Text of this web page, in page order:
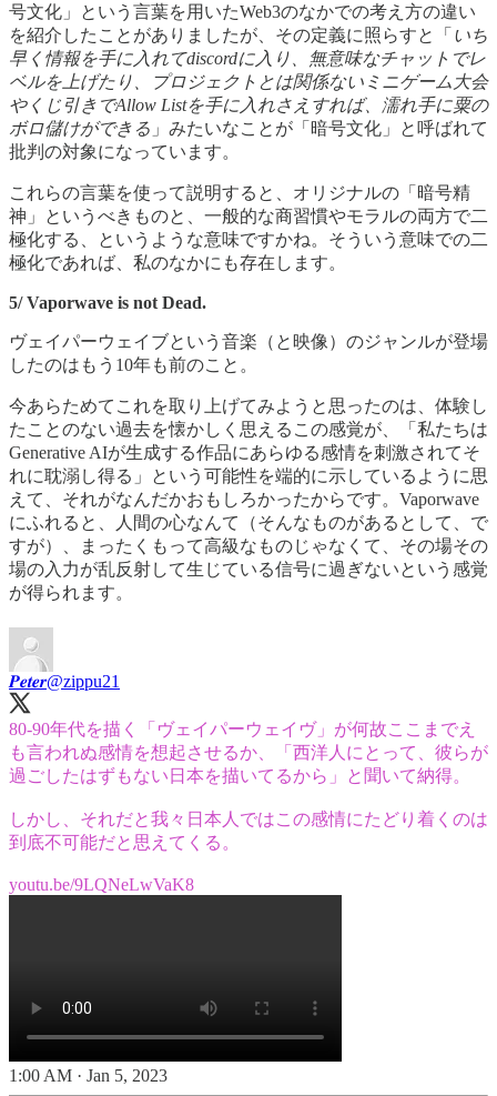
号文化」という言葉を用いたWeb3のなかでの考え方の違い
を紹介したことがありましたが、その定義に照らすと「 いち
早く情報を手に入れてdiscordに入り、無意味なチャットでレ
ベルを上げたり、プロジェクトとは関係ないミニゲーム大会
やくじ引きでAllow Listを手に入れさえすれば、濡れ手に粟の
ボロ儲けができる 」みたいなことが「暗号文化」と呼ばれて
批判の対象になっています。
これらの言葉を使って説明すると、オリジナルの「暗号精
神」というべきものと、一般的な商習慣やモラルの両方で二
極化する、というような意味ですかね。そういう意味での二
極化であれば、私のなかにも存在します。
5/ Vaporwave is not Dead.
ヴェイパーウェイブという音楽（と映像）のジャンルが登場
したのはもう10年も前のこと。
今あらためてこれを取り上げてみようと思ったのは、体験し
たことのない過去を懐かしく思えるこの感覚が、「私たちは
Generative AIが生成する作品にあらゆる感情を刺激されてそ
れに耽溺し得る」という可能性を端的に示しているように思
えて、それがなんだかおもしろかったからです。Vaporwave
にふれると、人間の心なんて（そんなものがあるとして、で
すが）、まったくもって高級なものじゃなくて、その場その
場の入力が乱反射して生じている信号に過ぎないという感覚
が得られます。
𝑷𝒆𝒕𝒆𝒓@zippu21
80-90年代を描く「ヴェイパーウェイヴ」が何故ここまでえ
も言われぬ感情を想起させるか、「西洋人にとって、彼らが
過ごしたはずもない日本を描いてるから」と聞いて納得。
しかし、それだと我々日本人ではこの感情にたどり着くのは
到底不可能だと思えてくる。
youtu.be/9LQNeLwVaK8
1:00 AM · Jan 5, 2023